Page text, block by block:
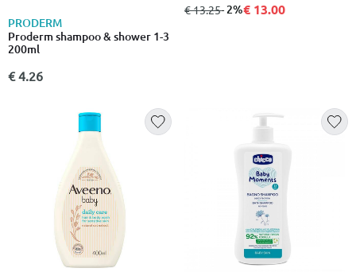
PRODERM
Proderm shampoo & shower 1-3
200ml
€ 4.26
από
€ 13.25σε
- 2%€ 13.00